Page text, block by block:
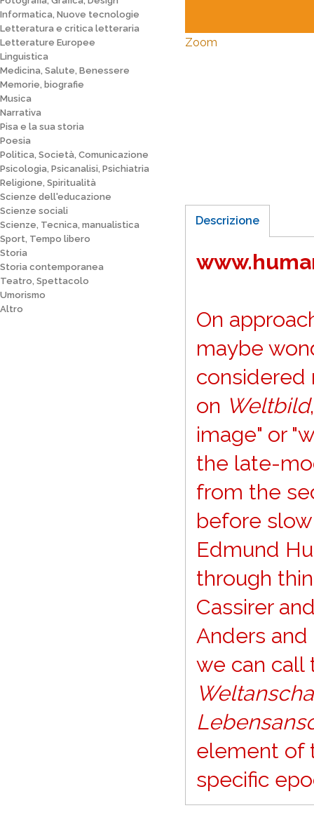
Informatica, Nuove tecnologie
Letteratura e critica letteraria
Letterature Europee
Linguistica
Medicina, Salute, Benessere
Memorie, biografie
Musica
Narrativa
Pisa e la sua storia
Poesia
Politica, Società, Comunicazione
Psicologia, Psicanalisi, Psichiatria
Religione, Spiritualità
Scienze dell'educazione
Scienze sociali
Scienze, Tecnica, manualistica
Sport, Tempo libero
Storia
Storia contemporanea
Teatro, Spettacolo
Umorismo
Altro
Zoom
Descrizione
On
maybe
considered
on Weltbild
image" or
the late-
from the
before
Edmund
through
Cassirer
Anders
we can call
element of
specific